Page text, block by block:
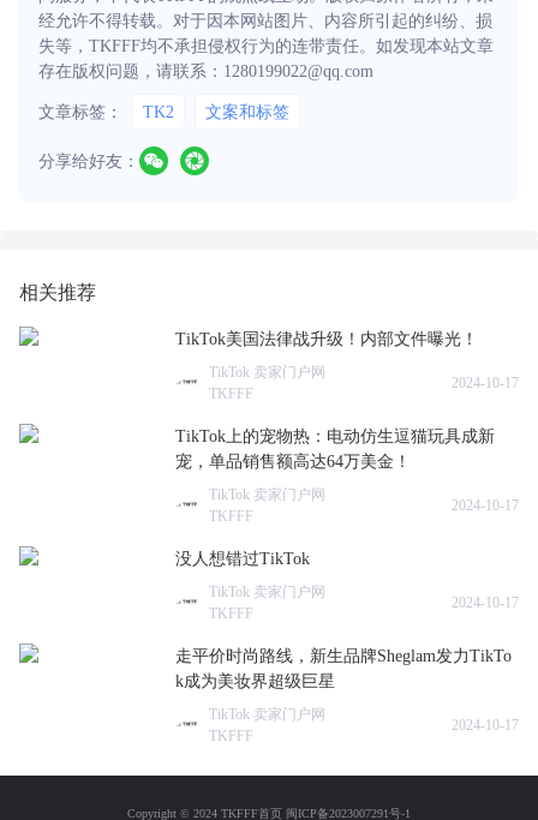
经允许不得转载。对于因本网站图片、内容所引起的纠纷、损
失等，TKFFF均不承担侵权行为的连带责任。如发现本站文章
存在版权问题，请联系：1280199022@qq.com
文章标签： TK2 文案和标签
分享给好友：
相关推荐
TikTok美国法律战升级！内部文件曝光！
TikTok 卖家门户网
TKFFF
2024-10-17
TikTok上的宠物热：电动仿生逗猫玩具成新
宠，单品销售额高达64万美金！
TikTok 卖家门户网
TKFFF
2024-10-17
没人想错过TikTok
TikTok 卖家门户网
TKFFF
2024-10-17
走平价时尚路线，新生品牌Sheglam发力TikTo
k成为美妆界超级巨星
TikTok 卖家门户网
TKFFF
2024-10-17
Copyright © 2024 TKFFF首页 闽ICP备2023007291号-1